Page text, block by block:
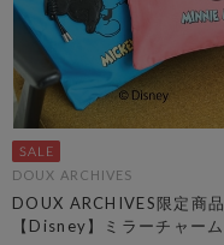
DOUX ARCHIVES
DOUX ARCHIVES限定商品
【Disney】ミラーチャーム